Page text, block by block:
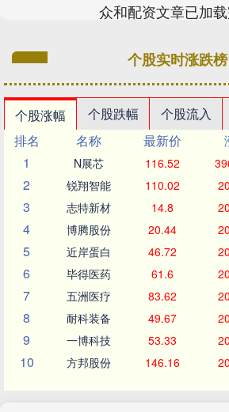
众和配资文章已加
个股实时涨跌榜
个股涨幅 个股跌幅 个股流入
排名
名称 最新价
1
N展芯 116.52
2 锐翔智能 110.02
3 志特新材 14.8
4 博腾股份 20.44
5 近岸蛋白 46.72
6 毕得医药 61.6
7 五洲医疗 83.62
8 耐科装备 49.67
9 一博科技 53.33
10 方邦股份 146.16